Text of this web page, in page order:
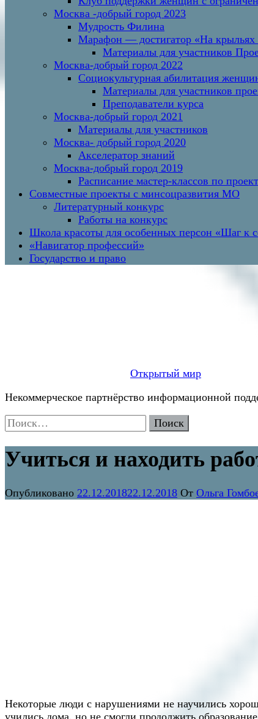
Москва -добрый город 2023
Мудрость Филина
Марафон — достигатор «На крыльях
Материалы для участников
Москва-добрый город 2022
Социокультурная абилитация
Материалы для участников
Преподаватели курса
Москва-добрый город 2021
Материалы для участников
Москва- добрый город 2020
Акселератор знаний
Москва-добрый город 2019
Расписание мастер-классов по
Совместные проекты с минсоцразвития МО
Литературный конкурс
Работы на конкурс
Школа красоты для особенных персон «Шаг к
«Навигатор профессий»
Государство и право
Открытый мир
Некоммерческое партнёрство информационной
Найти:
Учиться и находить
Опубликовано 22.12.201822.12.2018 От Ольга
Некоторые люди с нарушениями не научились